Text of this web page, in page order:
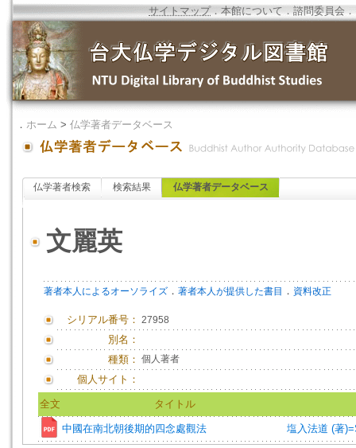
サイトマップ．本館について ．諮問委員会 ．
． ホーム > 仏学著者データベース
仏学著者検索 検索結果 仏学著者データベース
文麗英
著者本人によるオーソライズ ． 著者本人が提供した書目 ． 資料改正
シリアル番号： 27958
別名：
種類： 個人著者
個人サイト：
全文 タイトル
中國在南北朝後期的四念處觀法 塩入法道 (著